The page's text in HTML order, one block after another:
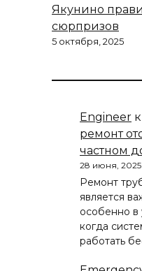
Якунино
сюрпризов
5 октября, 2025
Engineer к
ремонт
частном
28 июня, 2025
Ремонт
является
особенно в
когда
работать